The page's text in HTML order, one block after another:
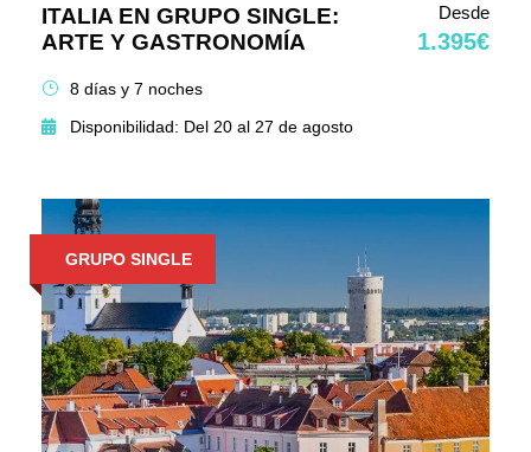
ITALIA EN GRUPO SINGLE:
ARTE Y GASTRONOMÍA
Desde
1.395€
8 días y 7 noches
Disponibilidad: Del 20 al 27 de agosto
GRUPO SINGLE